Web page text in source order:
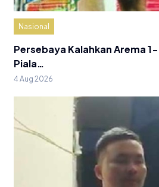
Nasional
Persebaya Kalahkan Arema
Piala…
4 Aug 2026